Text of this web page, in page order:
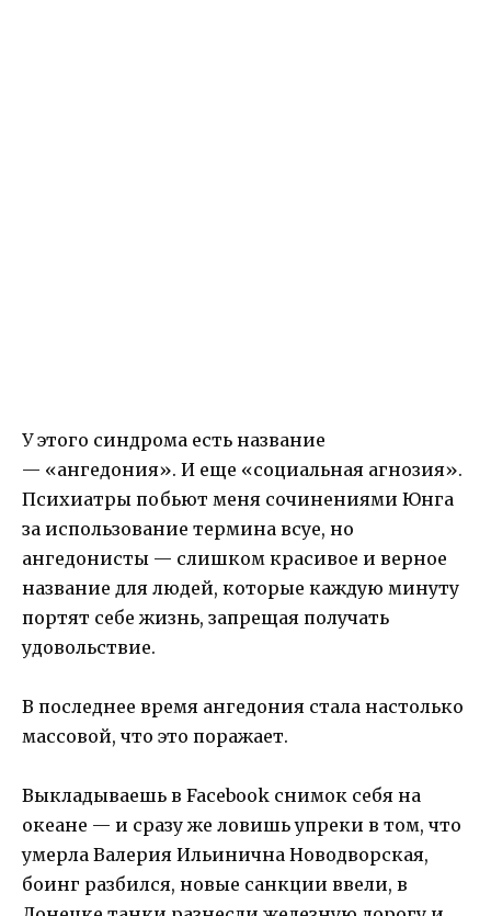
У этого синдрома есть название
— «ангедония». И еще «социальная агнозия».
Психиатры побьют меня сочинениями Юнга
за использование термина всуе, но
ангедонисты — слишком красивое и верное
название для людей, которые каждую минуту
портят себе жизнь, запрещая получать
удовольствие.
В последнее время ангедония стала настолько
массовой, что это поражает.
Выкладываешь в Facebook снимок себя на
океане — и сразу же ловишь упреки в том, что
умерла Валерия Ильинична Новодворская,
боинг разбился, новые санкции ввели, в